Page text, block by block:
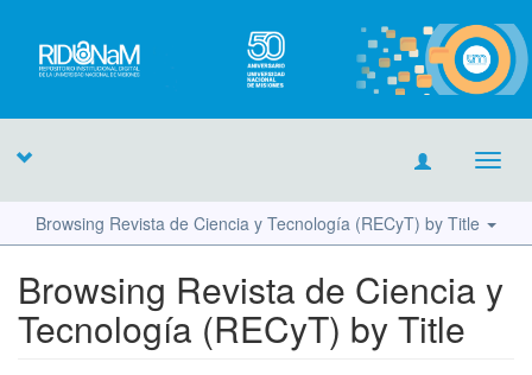
Browsing Revista de Ciencia y Tecnología (RECyT) by Title
Browsing Revista de Ciencia y
Tecnología (RECyT) by Title